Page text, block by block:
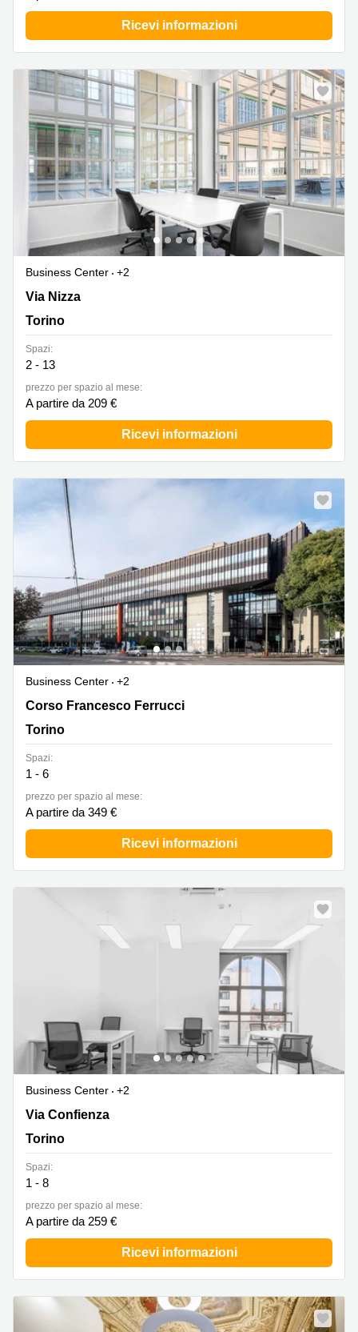
Ricevi informazioni
Business Center
+2
Via Nizza 262 Interno 1, Torino
Via Nizza
Torino
Spazi:
2 - 13
prezzo per spazio al mese:
A partire da 209 €
Ricevi informazioni
Business Center
+2
Corso Francesco Ferrucci 112,Edificio B1, Torino
Corso Francesco Ferrucci
Torino
Spazi:
1 - 6
prezzo per spazio al mese:
A partire da 349 €
Ricevi informazioni
Business Center
+2
Via Confienza 10,Quartiere Centro, Torino
Via Confienza
Torino
Spazi:
1 - 8
prezzo per spazio al mese:
A partire da 259 €
Ricevi informazioni